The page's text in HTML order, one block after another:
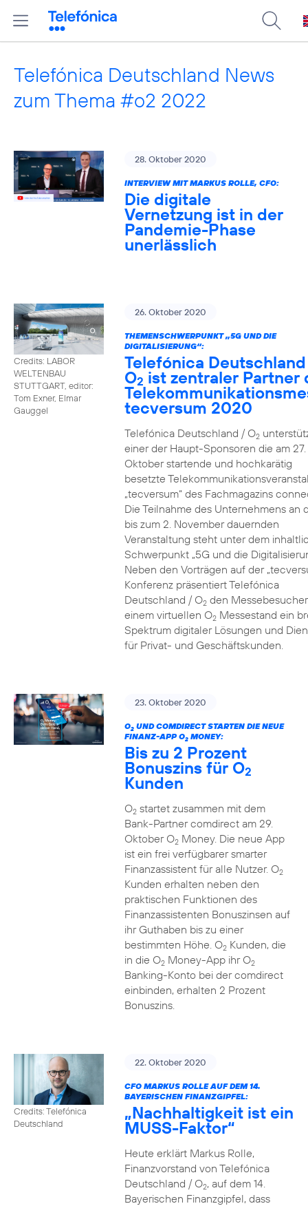
Telefónica Deutschland News
zum Thema #o2 2022
28. Oktober 2020
INTERVIEW MIT MARKUS ROLLE, CFO:
Die digitale
Vernetzung ist in der
Pandemie-Phase
unerlässlich
Credits: LABOR
WELTENBAU
STUTTGART, editor:
Tom Exner, Elmar
Gauggel
26. Oktober 2020
THEMENSCHWERPUNKT „5G UND DIE
DIGITALISIERUNG“:
Telefónica
O2 ist zentraler Partner
tecversum 2020
Telefónica Deutschland / O2
einer der Haupt-Sponsoren die am 27.
Oktober startende und hochkarätig
besetzte
„tecversum“ des Fachmagazins
Die Teilnahme des Unternehmens an
bis zum 2. November dauernden
Veranstaltung steht unter dem
Schwerpunkt „5G und die
Neben den Vorträgen auf der
Konferenz präsentiert Telefónica
Deutschland / O2den
einem virtuellen O2Messestand ein
Spektrum digitaler Lösungen und
für Privat- und Geschäftskunden.
23. Oktober 2020
O2UND COMDIRECT STARTEN DIE NEUE
FINANZ-APP O2MONEY:
Bis zu 2 Prozent
Bonuszins für O2
Kunden
O2startet zusammen mit dem
Bank-Partner comdirect am 29.
Oktober O2Money. Die neue App
ist ein frei verfügbarer smarter
Finanzassistent für alle Nutzer. O2
Kunden erhalten neben den
praktischen Funktionen des
Finanzassistenten Bonuszinsen auf
ihr Guthaben bis zu einer
bestimmten Höhe. O2Kunden, die
in die O2Money-App ihr O2
Banking-Konto bei der comdirect
einbinden, erhalten 2 Prozent
Bonuszins.
Credits: Telefónica
Deutschland
22. Oktober 2020
CFO MARKUS ROLLE AUF DEM 14.
BAYERISCHEN FINANZGIPFEL:
„Nachhaltigkeit ist ein
MUSS-Faktor“
Heute erklärt Markus Rolle,
Finanzvorstand von Telefónica
Deutschland / O2, auf dem 14.
Bayerischen Finanzgipfel, dass